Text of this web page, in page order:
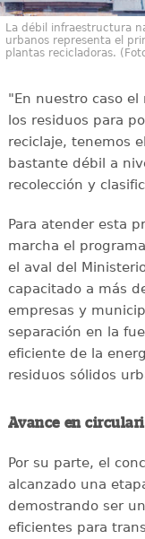
La débil infraestructura
urbanos representa el
plantas recicladoras.
"En nuestro caso
los residuos para
reciclaje, tenemos
bastante débil a
recolección y
Para atender esta
marcha el
el aval del
capacitado a más
empresas y
separación en la
eficiente de la
residuos sólidos
Avance en
Por su parte, el
alcanzado una
demostrando ser
eficientes para